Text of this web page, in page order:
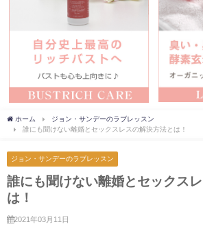
ホーム
ジョン・サンデーのラブレッスン
誰にも聞けない離婚とセックスレスの解決方法とは！
ジョン・サンデーのラブレッスン
誰にも聞けない離婚とセックス
は！
2021年03月11日